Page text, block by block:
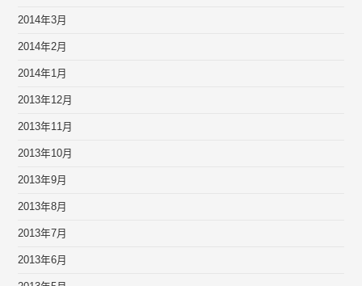
2014年3月
2014年2月
2014年1月
2013年12月
2013年11月
2013年10月
2013年9月
2013年8月
2013年7月
2013年6月